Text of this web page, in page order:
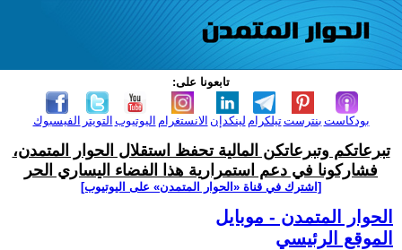
تابعونا على:
الفيسبوك التويتر اليوتيوب الانستغرام لينكدإن تيلكرامبنترست بودكاست
تبرعاتكم وتبرعاتكن المالية تحفظ استقلال الحوار المتمدن،
فشاركونا في دعم استمرارية هذا الفضاء اليساري الحر
[اشترك في قناة ‫«الحوار المتمدن» على اليوتيوب]
الحوار المتمدن - موبايل
الموقع الرئيسي